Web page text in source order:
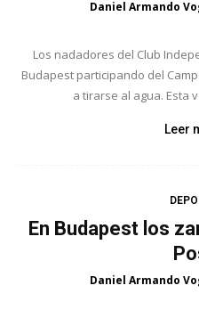
Daniel Armando
Los nadadores del Club
Budapest participando del
a tirarse al agua. Esta
Leer
En Budapest los
Daniel Armando